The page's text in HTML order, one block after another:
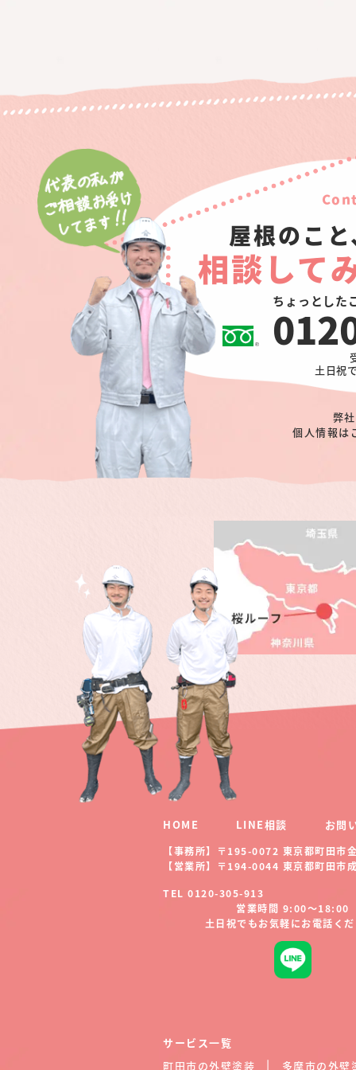
屋根のこ
相談して
ちょっとした
土日祝
弊
個人情報は
HOME LINE相談 お問
【事務所】〒195-0072 東京都町田市
【営業所】〒194-0044 東京都町田市
TEL 0120-305-913
営業時間 9:00～18:00
土日祝でもお気軽にお電話く
サービス一覧
町田市の外壁塗装
多摩市の外壁